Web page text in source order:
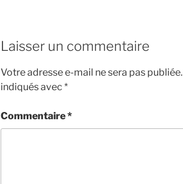
Laisser un commentaire
Votre adresse e-mail ne sera pas publiée.
indiqués avec *
Commentaire*